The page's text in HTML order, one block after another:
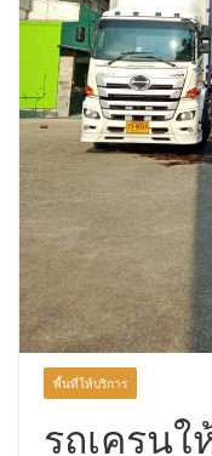
พื้นที่ให้บริการ
รถเครนใ